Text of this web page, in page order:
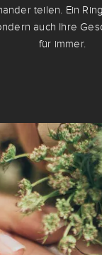
teilen. Ein
auch Ihre
für immer.